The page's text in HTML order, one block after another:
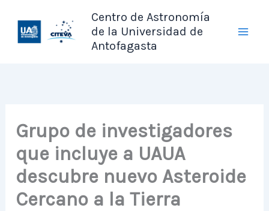
contenido
Centro de Astronomía
de la Universidad de
Antofagasta
Grupo de investigadores
que incluye a UAUA
descubre nuevo Asteroide
Cercano a la Tierra